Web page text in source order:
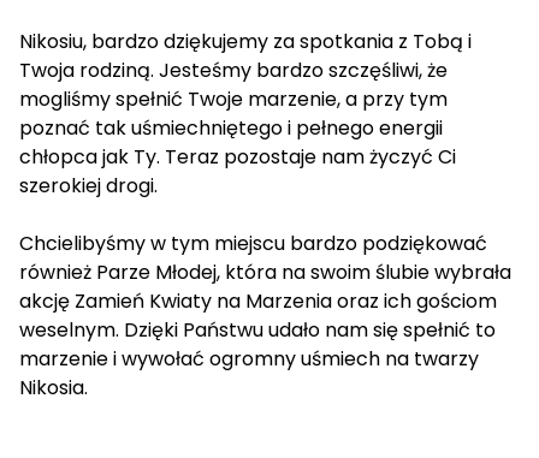
Nikosiu, bardzo dziękujemy za spotkania z Tobą i
Twoja rodziną. Jesteśmy bardzo szczęśliwi, że
mogliśmy spełnić Twoje marzenie, a przy tym
poznać tak uśmiechniętego i pełnego energii
chłopca jak Ty. Teraz pozostaje nam życzyć Ci
szerokiej drogi.
Chcielibyśmy w tym miejscu bardzo podziękować
również Parze Młodej, która na swoim ślubie wybrała
akcję Zamień Kwiaty na Marzenia oraz ich gościom
weselnym. Dzięki Państwu udało nam się spełnić to
marzenie i wywołać ogromny uśmiech na twarzy
Nikosia.